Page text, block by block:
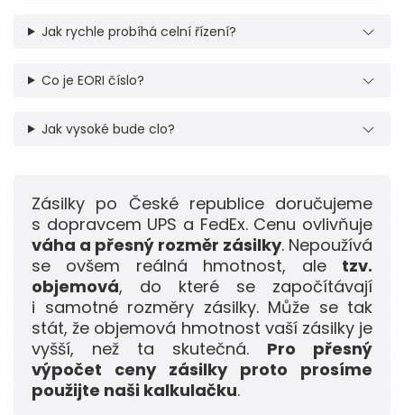
Jak rychle probíhá celní řízení?
Co je EORI číslo?
Jak vysoké bude clo?
Zásilky po České republice doručujeme
s dopravcem UPS a FedEx. Cenu ovlivňuje
váha a přesný rozměr zásilky. Nepoužívá
se ovšem reálná hmotnost, ale tzv.
objemová, do které se započítávají
i samotné rozměry zásilky. Může se tak
stát, že objemová hmotnost vaší zásilky je
vyšší, než ta skutečná. Pro přesný
výpočet ceny zásilky proto prosíme
použijte naši kalkulačku.